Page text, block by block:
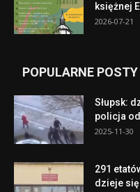
księżnej
2026-07-21
POPULARNE POSTY
Słupsk:
policja
2025-11-30
291
dzieje się